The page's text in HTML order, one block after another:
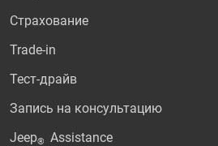
Страхование
Trade-in
Тест-драйв
Запись на консультацию
Jeep® Assistance